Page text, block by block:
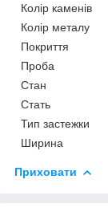
Колір каменів
Колір металу
Покриття
Проба
Стан
Стать
Тип застежки
Ширина
Приховати